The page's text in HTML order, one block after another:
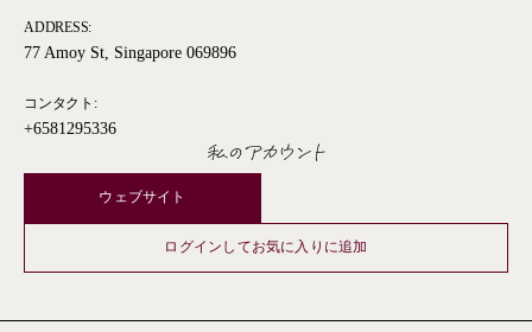
ADDRESS:
77 Amoy St, Singapore 069896
コンタクト:
+6581295336
私のアカウント
ウェブサイト
ログインしてお気に入りに追加